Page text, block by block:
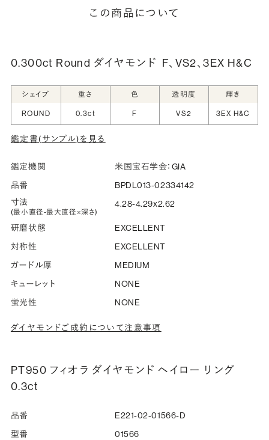
細は「商品仕様」欄をご確認ください）。
シークレットストーン：指輪の内側に留める宝石のこ
と
指輪の内側に、誕生石やピンクダイヤモンドなど、お好みの
宝石を選んでセッティングすることができます。ショッピング
詳しく見る
この商品について
0.300ct Round ダイヤモンド F、VS2、3EX H&C
シェイプ 重さ 色 透明度 輝き
ROUND 0.3ct F VS2 3EX H&C
鑑定書(サンプル)を見る
鑑定機関
米国宝石学会：GIA
品番
BPDL013-02334142
寸法
(最小直径-最大直径×深さ)
4.28-4.29x2.62
研磨状態
EXCELLENT
対称性
EXCELLENT
ガードル厚
MEDIUM
キューレット
NONE
蛍光性
NONE
ダイヤモンドご成約について注意事項
PT950 フィオラ ダイヤモンド ヘイロー リング
0.3ct
品番
E221-02-01566-D
型番
01566